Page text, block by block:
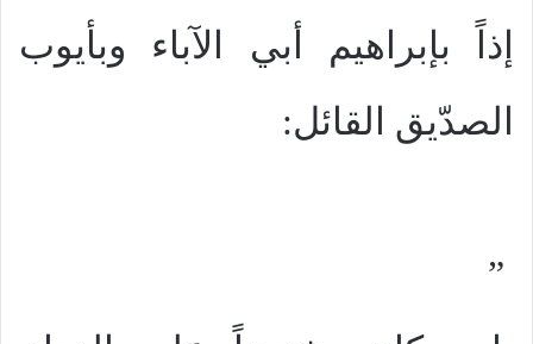
إذاً بإبراهيم أبي الآباء وبأيوب
الصدّيق القائل:
”